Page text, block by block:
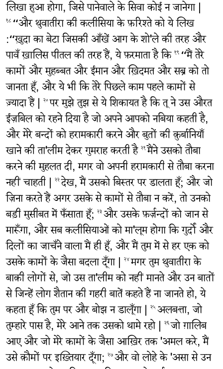
लिखा हुआ होगा, जिसे पानेवाले के सिवा कोई न जानेगा |
१८“और थुवातीरा की कलीसिया के फ़रिश्ते को ये लिख
:“ख़ुदा का बेटा जिसकी आँखें आग के शो'ले की तरह और
पावँ ख़ालिस पीतल की तरह हैं, ये फ़रमाता है कि १९“मैं तेरे
कामों और मुहब्बत और ईमान और ख़िदमत और सब्र को तो
जानता हूँ, और ये भी कि तेरे पिछले काम पहले कामों से
ज़्यादा हैं | २०पर मुझे तुझ से ये शिकायत है कि तू ने उस औरत
ईज़बिल को रहने दिया है जो अपने आपको नबिया कहती है,
और मेरे बन्दों को हरामकारी करने और बुतों की क़ुर्बानियाँ
खाने की ता'लीम देकर गुमराह करती है २१मैंने उसको तौबा
करने की मुहलत दी, मगर वो अपनी हरामकारी से तौबा करना
नहीं चाहती | २२देख, मैं उसको बिस्तर पर डालता हूँ; और जो
ज़िना करते हैं अगर उसके से कामों से तौबा न करें, तो उनको
बड़ी मुसीबत में फँसाता हूँ; २३और उसके फ़र्ज़न्दों को जान से
मारूँगा, और सब कलीसियाओं को मा'लूम होगा कि गुर्दों और
दिलों का जाचँने वाला मैं ही हूँ, और मैं तुम में से हर एक को
उसके कामों के जैसा बदला दूँगा | २४मगर तुम थुवातीरा के
बाक़ी लोगों से, जो उस ता'लीम को नहीं मानते और उन बातों
से जिन्हें लोग शैतान की गहरी बातें कहते हैं ना जानते हो, ये
कहता हूँ कि तुम पर और बोझ न डालूँगा | २५अलबत्ता, जो
तुम्हारे पास है, मेरे आने तक उसको थामे रहो | २६जो ग़ालिब
आए और जो मेरे कामों के जैसा आख़िर तक 'अमल करे, मैं
उसे क़ौमों पर इख़्तियार दूँगा; २७और वो लोहे के 'असा से उन